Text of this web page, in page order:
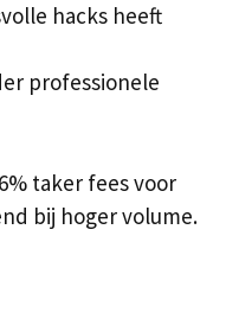
hacks heeft
professionele
taker fees voor
bij hoger volume.